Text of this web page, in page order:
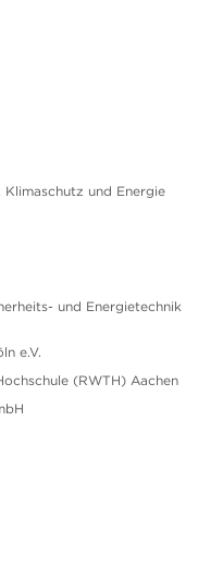
und Energie
und Energietechnik
e.V.
(RWTH) Aachen